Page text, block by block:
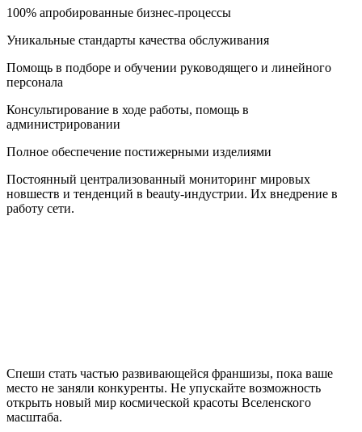
100% апробированные бизнес-процессы
Уникальные стандарты качества обслуживания
Помощь в подборе и обучении руководящего и линейного
персонала
Консультирование в ходе работы, помощь в
администрировании
Полное обеспечение постижерными изделиями
Постоянный централизованный мониторинг мировых
новшеств и тенденций в beauty-индустрии. Их внедрение в
работу сети.
Спеши стать частью развивающейся франшизы, пока ваше
место не заняли конкуренты. Не упускайте возможность
открыть новый мир космической красоты Вселенского
масштаба.